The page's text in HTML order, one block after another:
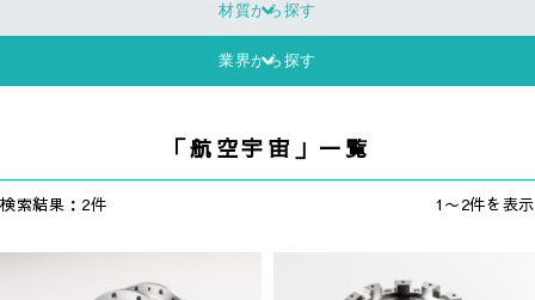
材質から探す
業界から探す
「航空宇宙」一覧
検索結果：2件 1〜2件を表示